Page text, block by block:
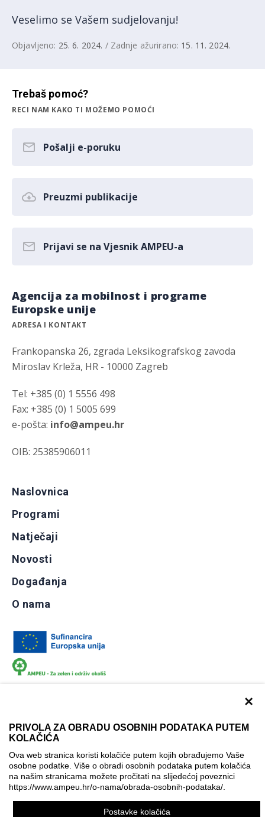
×
PRIVOLA ZA OBRADU OSOBNIH PODATAKA PUTEM
KOLAČIĆA
Ova web stranica koristi kolačiće putem kojih obrađujemo Vaše
osobne podatke. Više o obradi osobnih podataka putem kolačića
na našim stranicama možete pročitati na slijedećoj poveznici
https://www.ampeu.hr/o-nama/obrada-osobnih-podataka/
Postavke kolačića
Veselimo se Vašem sudjelovanju!
Objavljeno: 25. 6. 2024. / Zadnje ažurirano: 15. 11. 2024.
Trebaš pomoć?
RECI NAM KAKO TI MOŽEMO POMOĆI
Pošalji e-poruku
Preuzmi publikacije
Prijavi se na Vjesnik AMPEU-a
Agencija za mobilnost i programe
Europske unije
ADRESA I KONTAKT
Frankopanska 26, zgrada Leksikografskog zavoda
Miroslav Krleža, HR - 10000 Zagreb
Tel: +385 (0) 1 5556 498
Fax: +385 (0) 1 5005 699
e-pošta: info@ampeu.hr
OIB: 25385906011
Naslovnica
Programi
Natječaji
Novosti
Događanja
O nama
Izjava o pristupačnosti
Politika korištenja kolačića
Postavke kolačića